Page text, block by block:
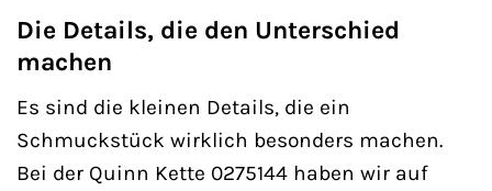
Die Details, die den Unterschied
machen
Es sind die kleinen Details, die ein
Schmuckstück wirklich besonders machen.
Bei der Quinn Kette 0275144 haben wir auf